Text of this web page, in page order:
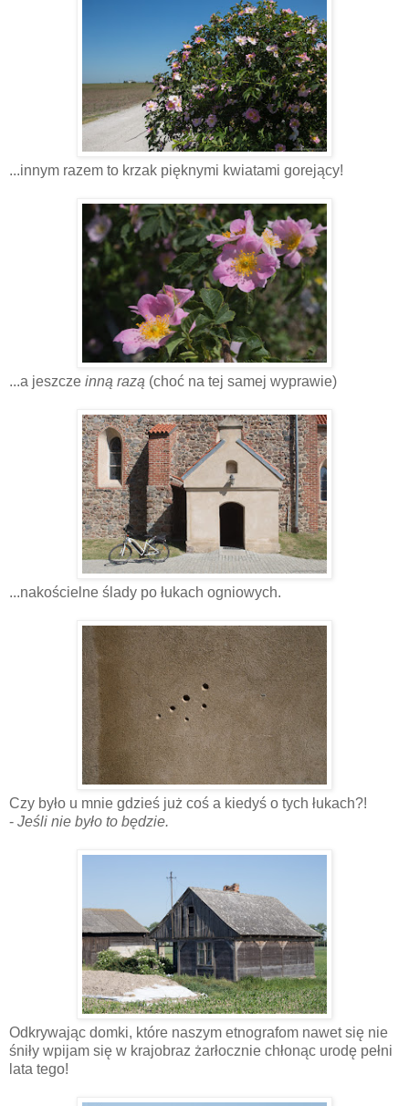
...innym razem to krzak pięknymi kwiatami gorejący!
...a jeszcze inną razą (choć na tej samej wyprawie)
...nakościelne ślady po łukach ogniowych.
Czy było u mnie gdzieś już coś a kiedyś o tych łukach?!
- Jeśli nie było to będzie.
Odkrywając domki, które naszym etnografom nawet się nie
śniły wpijam się w krajobraz żarłocznie chłonąc urodę pełni
lata tego!